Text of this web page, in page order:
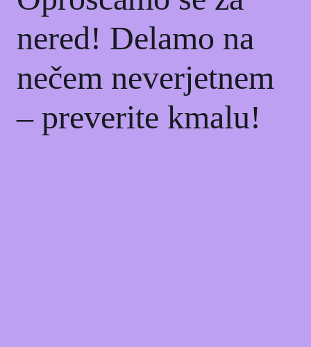
nered! Delamo na
nečem neverjetnem
– preverite kmalu!